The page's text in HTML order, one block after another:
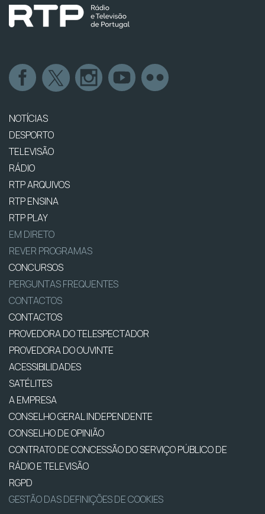
NOTÍCIAS
DESPORTO
TELEVISÃO
RÁDIO
RTP ARQUIVOS
RTP ENSINA
RTP PLAY
EM DIRETO
REVER PROGRAMAS
CONCURSOS
PERGUNTAS FREQUENTES
CONTACTOS
CONTACTOS
PROVEDORA DO TELESPECTADOR
PROVEDORA DO OUVINTE
ACESSIBILIDADES
SATÉLITES
A EMPRESA
CONSELHO GERAL INDEPENDENTE
CONSELHO DE OPINIÃO
CONTRATO DE CONCESSÃO DO SERVIÇO PÚBLICO DE
RÁDIO E TELEVISÃO
RGPD
GESTÃO DAS DEFINIÇÕES DE COOKIES